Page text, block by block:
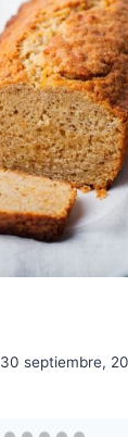
30 septiembre,